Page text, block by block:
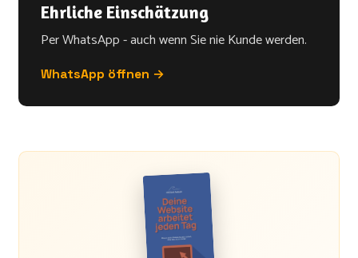
Ehrliche Einschätzung
Per WhatsApp - auch wenn Sie nie Kunde werden.
WhatsApp öffnen →